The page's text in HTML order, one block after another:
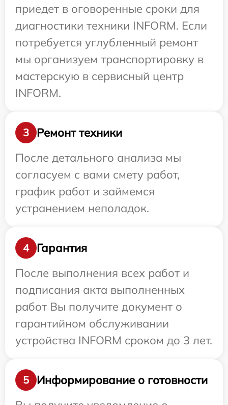
приедет в оговоренные сроки для
диагностики техники INFORM. Если
потребуется углубленный ремонт
мы организуем транспортировку в
мастерскую в сервисный центр
INFORM.
3
Ремонт техники
После детального анализа мы
согласуем с вами смету работ,
график работ и займемся
устранением неполадок.
4
Гарантия
После выполнения всех работ и
подписания акта выполненных
работ Вы получите документ о
гарантийном обслуживании
устройства INFORM сроком до 3 лет.
5
Информирование о готовности